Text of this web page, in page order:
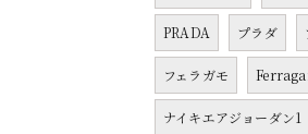
PRADA プラダ
フェラガモ
ナイキエアジョーダン1